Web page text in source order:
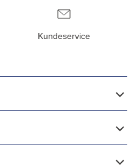
Kundeservice